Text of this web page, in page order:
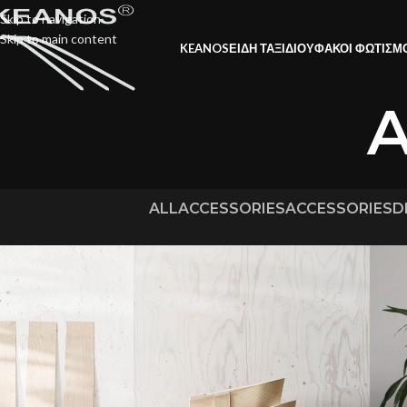
Skip to navigation
Skip to main content
KEANOSΕΙΔΗ ΤΑΞΙΔΙΟΥΦΑΚΟΙ
ALLACCESSORIESACCESSORIES